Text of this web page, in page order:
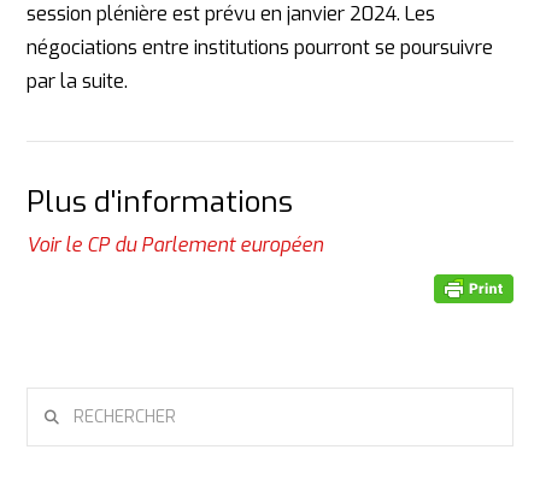
session plénière est prévu en janvier 2024. Les
négociations entre institutions pourront se poursuivre
par la suite.
Plus d'informations
Voir le CP du Parlement européen